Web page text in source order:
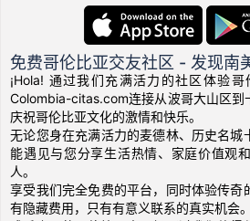
免费哥伦比亚交友社区 - 发现南
¡Hola! 通过我们充满活力的社区体验哥
Colombia-citas.com连接从波哥大山区到
庆祝哥伦比亚文化的激情和快乐。
无论您身在充满活力的麦德林、历史名城
能遇见与您分享生活热情、家庭价值观
人。
享受我们完全免费的平台，同时体验传奇
有隐藏费用，只有有意义联系的真实机会。